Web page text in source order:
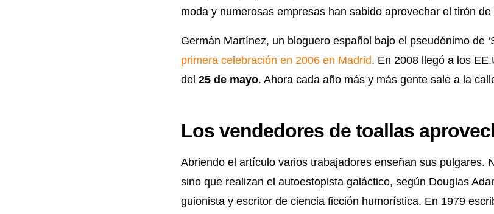
moda y numerosas empresas han sabido aprovechar el tirón
Germán Martínez, un bloguero español bajo el pseudónimo de
primera celebración en 2006 en Madrid. En 2008 llegó a los
del 25 de mayo. Ahora cada año más y más gente sale a la
Los vendedores de toallas
Abriendo el artículo varios trabajadores enseñan sus pulgares.
sino que realizan el autoestopista galáctico, según Douglas
guionista y escritor de ciencia ficción humorística. En 1979